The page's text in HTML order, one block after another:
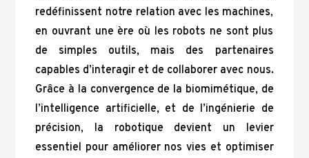
redéfinissent notre relation avec les machines,
en ouvrant une ère où les robots ne sont plus
de simples outils, mais des partenaires
capables d’interagir et de collaborer avec nous.
Grâce à la convergence de la biomimétique, de
l’intelligence artificielle, et de l’ingénierie de
précision, la robotique devient un levier
essentiel pour améliorer nos vies et optimiser